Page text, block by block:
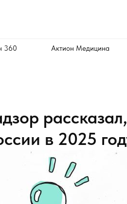
360 Актион Медицина
в 2025